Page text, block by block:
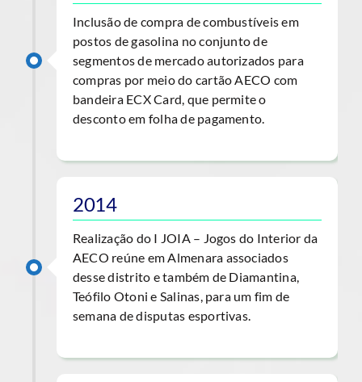
Inclusão de compra de combustíveis em
postos de gasolina no conjunto de
segmentos de mercado autorizados para
compras por meio do cartão AECO com
bandeira ECX Card, que permite o
desconto em folha de pagamento.
2014
Realização do I JOIA – Jogos do Interior da
AECO reúne em Almenara associados
desse distrito e também de Diamantina,
Teófilo Otoni e Salinas, para um fim de
semana de disputas esportivas.